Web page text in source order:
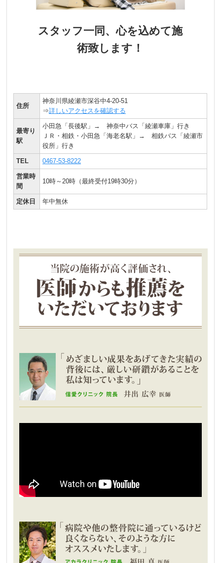
スタッフ一同、心を込めて施
術致します！
住所
神奈川県綾瀬市深谷中4-20-51
⇒詳しいアクセスを確認する
最寄り
駅
小田急「長後駅」→ 神奈中バス「綾瀬車庫」行き
ＪＲ・相鉄・小田急「海老名駅」→ 相鉄バス「綾瀬市
役所」行き
TEL 0467-53-8222
営業時
間
10時～20時（最終受付19時30分）
定休日 年中無休